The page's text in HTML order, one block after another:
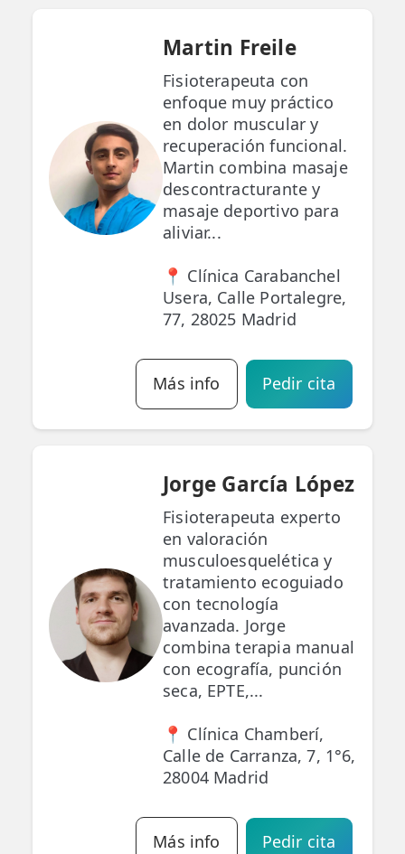
Martin Freile
Fisioterapeuta con
enfoque muy práctico
en dolor muscular y
recuperación funcional.
Martin combina masaje
descontracturante y
masaje deportivo para
aliviar...
📍 Clínica Carabanchel
Usera, Calle Portalegre,
77, 28025 Madrid
Más info Pedir cita
Jorge García López
Fisioterapeuta experto
en valoración
musculoesquelética y
tratamiento ecoguiado
con tecnología
avanzada. Jorge
combina terapia manual
con ecografía, punción
seca, EPTE,...
📍 Clínica Chamberí,
Calle de Carranza, 7, 1°6,
28004 Madrid
Más info Pedir cita